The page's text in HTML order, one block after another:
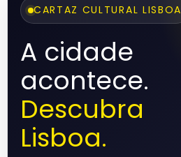
CARTAZ CULTURAL LISBOA
A cidade
acontece.
Descubra
Lisboa.